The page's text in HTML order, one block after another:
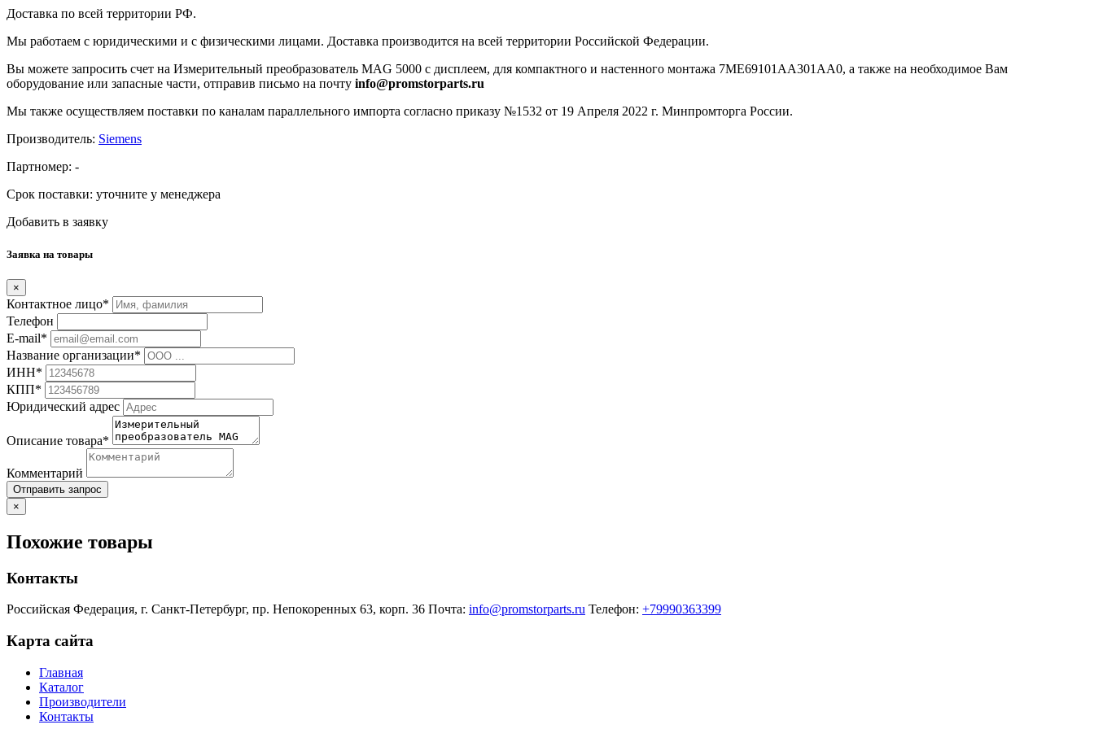
Доставка по всей территории РФ.
Мы работаем с юридическими и с физическими лицами. Доставка производится на всей территории Российской Федерации.
Вы можете запросить счет на Измерительный преобразователь MAG 5000 с дисплеем, для компактного и настенного монтажа 7ME69101AA301AA0, а также на необходимое Вам
оборудование или запасные части, отправив письмо на почту info@promstorparts.ru
Мы также осуществляем поставки по каналам параллельного импорта согласно приказу №1532 от 19 Апреля 2022 г. Минпромторга России.
Производитель: Siemens
Партномер: -
Срок поставки: уточните у менеджера
Добавить в заявку
Заявка на товары
×
Контактное лицо*
Телефон
E-mail*
Название организации*
ИНН*
КПП*
Юридический адрес
Описание товара*
Комментарий
Отправить запрос
×
Похожие товары
Контакты
Российская Федерация, г. Санкт-Петербург, пр. Непокоренных 63, корп. 36 Почта: info@promstorparts.ru Телефон: +79990363399
Карта сайта
Главная
Каталог
Производители
Контакты